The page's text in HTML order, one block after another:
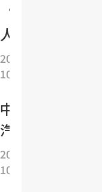
步統
計爲
2392
億澳
環比
升
1.6%
亞
吉
隆
坡
舉
行
經
“人
人都
預
期”
的黃
金崩
盤發
生了
現在
2025-
10-26
中國
汽車
流通
協
2025-
10-26